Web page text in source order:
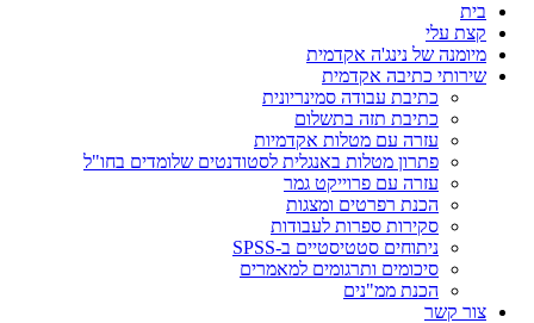
בית
קצת עלי
מיומנה של נינג'ה אקדמית
שירותי כתיבה אקדמית
כתיבת עבודה סמינריונית
כתיבת תזה בתשלום
עזרה עם מטלות אקדמיות
פתרון מטלות באנגלית לסטודנטים שלומדים בחו"ל
עזרה עם פרוייקט גמר
הכנת רפרטים ומצגות
סקירות ספרות לעבודות
ניתוחים סטטיסטיים ב-SPSS
סיכומים ותרגומים למאמרים
הכנת ממ"נים
צור קשר